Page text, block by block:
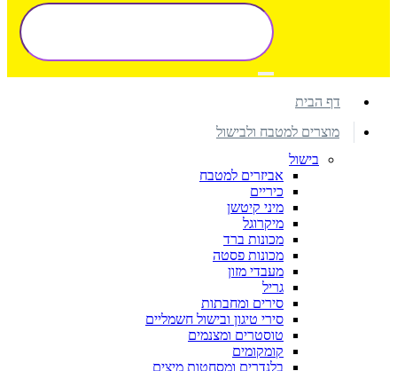
דף הבית
מוצרים למטבח ולבישול
בישול
אביזרים למטבח
כיריים
מיני קיטשן
מיקרוגל
מכונות ברד
מכונות פסטה
מעבדי מזון
גריל
סירים ומחבתות
סירי טיגון ובישול חשמליים
טוסטרים ומצנמים
קומקומים
בלנדרים ומסחטות מיצים